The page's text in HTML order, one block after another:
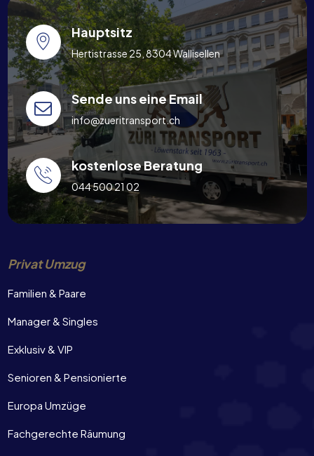
Hauptsitz
Hertistrasse 25, 8304 Wallisellen
Sende uns eine Email
info@zueritransport.ch
kostenlose Beratung
044 500 21 02
Privat Umzug
Familien & Paare
Manager & Singles
Exklusiv & VIP
Senioren & Pensionierte
Europa Umzüge
Fachgerechte Räumung